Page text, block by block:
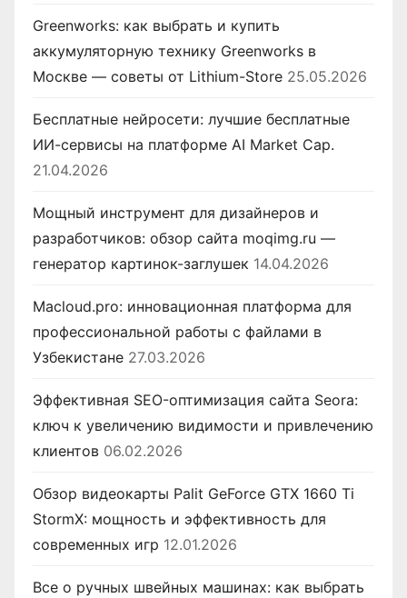
Greenworks: как выбрать и купить
аккумуляторную технику Greenworks в
Москве — советы от Lithium-Store 25.05.2026
Бесплатные нейросети: лучшие бесплатные
ИИ-сервисы на платформе AI Market Cap.
21.04.2026
Мощный инструмент для дизайнеров и
разработчиков: обзор сайта moqimg.ru —
генератор картинок-заглушек 14.04.2026
Macloud.pro: инновационная платформа для
профессиональной работы с файлами в
Узбекистане 27.03.2026
Эффективная SEO-оптимизация сайта Seora:
ключ к увеличению видимости и привлечению
клиентов 06.02.2026
Обзор видеокарты Palit GeForce GTX 1660 Ti
StormX: мощность и эффективность для
современных игр 12.01.2026
Все о ручных швейных машинах: как выбрать